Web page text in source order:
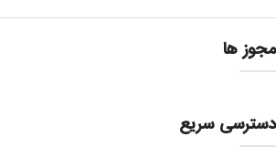
مجوز ها
دسترسی سریع